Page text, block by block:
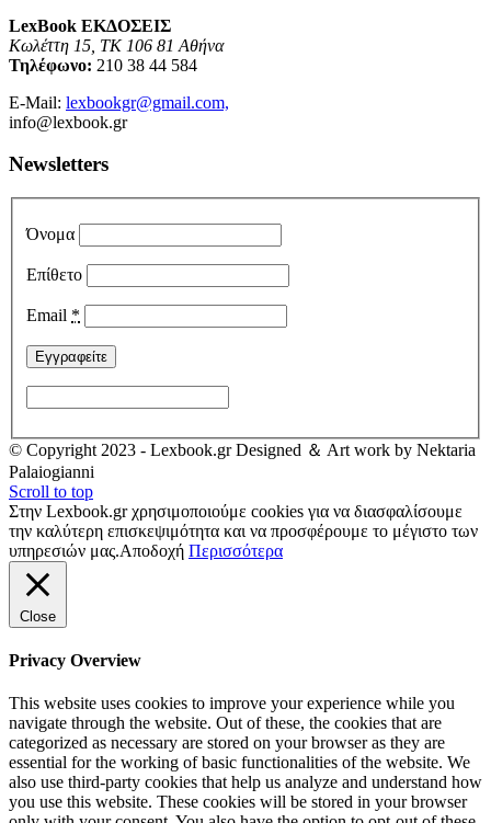
LexBook ΕΚΔΟΣΕΙΣ
Κωλέττη 15, ΤΚ 106 81 Αθήνα
Τηλέφωνο: 210 38 44 584
E-Mail: lexbookgr@gmail.com,
info@lexbook.gr
Newsletters
Όνομα
Επίθετο
Email *
© Copyright 2023 - Lexbook.gr Designed ＆ Art work by Nektaria
Palaiogianni
Scroll to top
Στην Lexbook.gr χρησιμοποιούμε cookies για να διασφαλίσουμε
την καλύτερη επισκεψιμότητα και να προσφέρουμε το μέγιστο των
υπηρεσιών μας.Αποδοχή Περισσότερα
Close
Privacy Overview
This website uses cookies to improve your experience while you
navigate through the website. Out of these, the cookies that are
categorized as necessary are stored on your browser as they are
essential for the working of basic functionalities of the website. We
also use third-party cookies that help us analyze and understand how
you use this website. These cookies will be stored in your browser